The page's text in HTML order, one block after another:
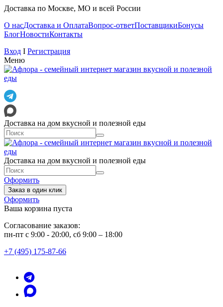
Доставка по Москве, МО и всей России
О насДоставка и ОплатаВопрос-ответПоставщикиБонусы
БлогНовостиКонтакты
Вход I Регистрация
Меню
Доставка на дом вкусной и полезной еды
Доставка на дом вкусной и полезной еды
Оформить
Заказ в один клик
Оформить
Ваша корзина пуста
Согласование заказов:
пн-пт с 9:00 - 20:00, сб 9:00 – 18:00
+7 (495) 175-87-66